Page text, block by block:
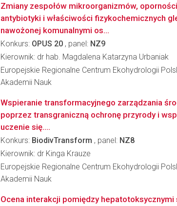
Zmiany zespołów mikroorganizmów,
antybiotyki i właściwości fizykochemicznych
nawożonej komunalnymi os...
Konkurs: OPUS 20 , panel: NZ9
Kierownik: dr hab. Magdalena Katarzyna Urbaniak
Europejskie Regionalne Centrum Ekohydrologii
Akademii Nauk
Wspieranie transformacyjnego zarządzania
poprzez transgraniczną ochronę przyrody i
uczenie się....
Konkurs: BiodivTransform , panel: NZ8
Kierownik: dr Kinga Krauze
Europejskie Regionalne Centrum Ekohydrologii
Akademii Nauk
Ocena interakcji pomiędzy hepatotoksycznymi